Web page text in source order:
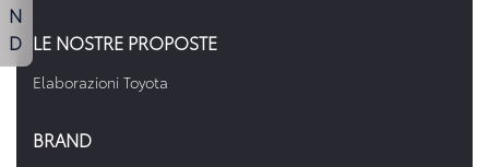
LE NOSTRE PROPOSTE
Elaborazioni Toyota
BRAND
N
D